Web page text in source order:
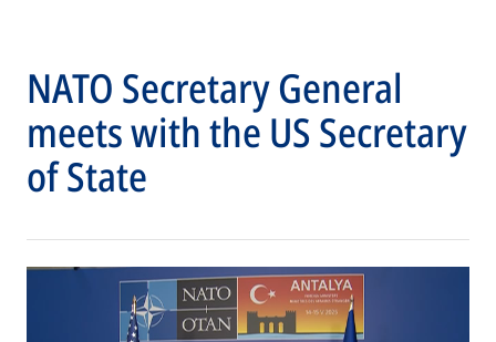
NATO Secretary General
meets with the US Secretary
of State